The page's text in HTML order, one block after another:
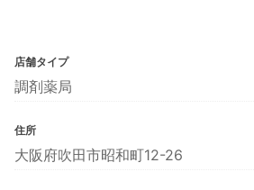
店舗タイプ
調剤薬局
住所
大阪府吹田市昭和町12-26